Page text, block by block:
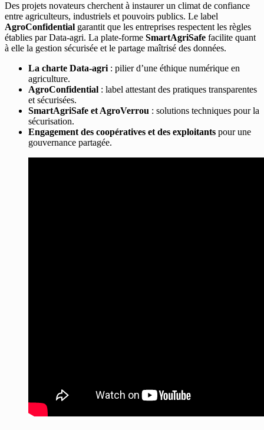
Des projets novateurs cherchent à instaurer un climat de confiance
entre agriculteurs, industriels et pouvoirs publics. Le label
AgroConfidential garantit que les entreprises respectent les règles
établies par Data-agri. La plate-forme SmartAgriSafe facilite quant
à elle la gestion sécurisée et le partage maîtrisé des données.
La charte Data-agri : pilier d’une éthique numérique en
agriculture.
AgroConfidential : label attestant des pratiques transparentes
et sécurisées.
SmartAgriSafe et AgroVerrou : solutions techniques pour la
sécurisation.
Engagement des coopératives et des exploitants pour une
gouvernance partagée.